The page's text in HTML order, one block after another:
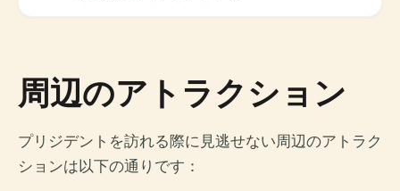
周辺のアトラクション
プリジデントを訪れる際に見逃せない周辺のアトラク
ションは以下の通りです：